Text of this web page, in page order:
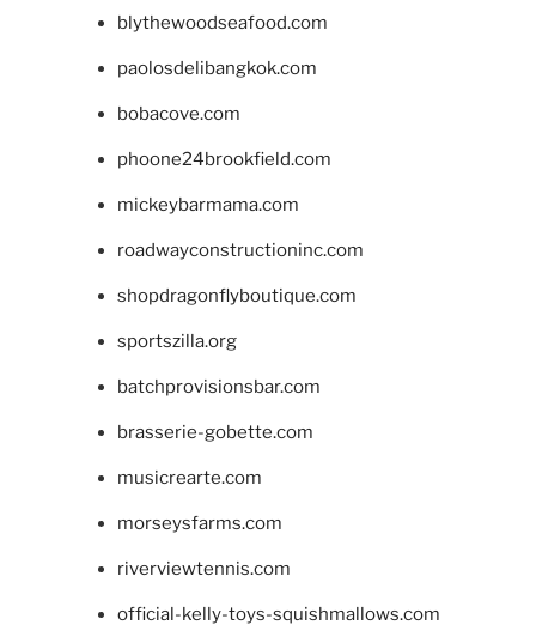
blythewoodseafood.com
paolosdelibangkok.com
bobacove.com
phoone24brookfield.com
mickeybarmama.com
roadwayconstructioninc.com
shopdragonflyboutique.com
sportszilla.org
batchprovisionsbar.com
brasserie-gobette.com
musicrearte.com
morseysfarms.com
riverviewtennis.com
official-kelly-toys-squishmallows.com